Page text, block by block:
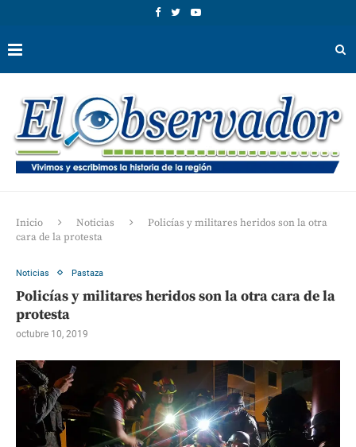
Inicio Noticias
Policías y militares heridos son la otra
cara de la protesta
Noticias Pastaza
Policías y militares heridos son la otra cara de la
protesta
octubre 10, 2019